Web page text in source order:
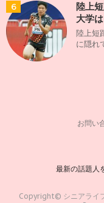
6
陸上
大学
陸上短
に隠れ
お問い
最新の話題人
Copyright© シニアライ